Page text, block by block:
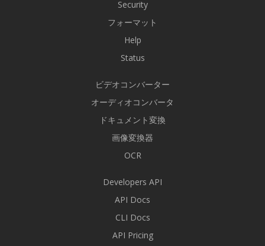
Security
フォーマット
Help
Status
ビデオコンバーター
オーディオコンバータ
ドキュメント変換
画像変換器
OCR
Developers API
API Docs
CLI Docs
API Pricing